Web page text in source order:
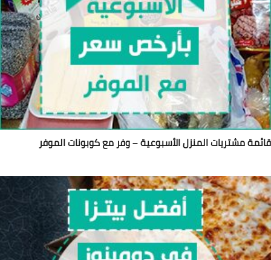
مشتريات المنزل الأسبوعية – وفر مع كوبونات الموفر